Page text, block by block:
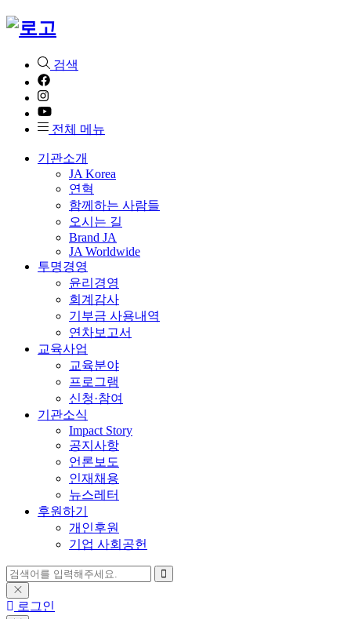
검색
전체 메뉴
기관소개
JA Korea
연혁
함께하는 사람들
오시는 길
Brand JA
JA Worldwide
투명경영
윤리경영
회계감사
기부금 사용내역
연차보고서
교육사업
교육분야
프로그램
신청·참여
기관소식
Impact Story
공지사항
언론보도
인재채용
뉴스레터
후원하기
개인후원
기업 사회공헌
로그인